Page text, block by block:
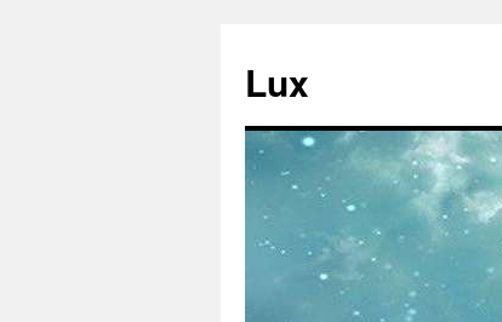
contenido
Lux